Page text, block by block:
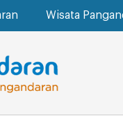
Wisata